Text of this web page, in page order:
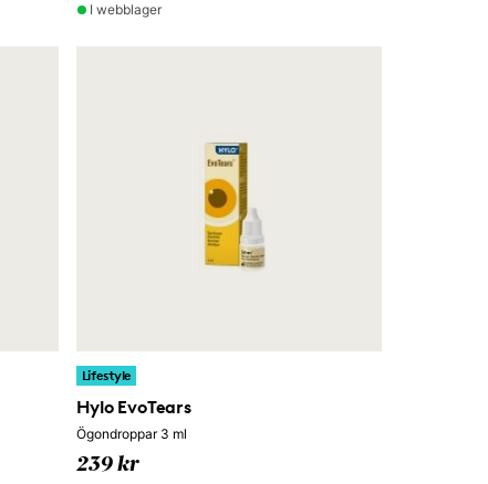
I webblager
Lifestyle
Hylo EvoTears
Ögondroppar 3 ml
239 kr